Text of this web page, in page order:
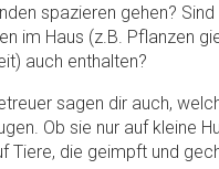
spazieren gehen? Sind
im Haus (z.B. Pflanzen
auch enthalten?
sagen dir auch,
Ob sie nur auf kleine
Tiere, die geimpft und